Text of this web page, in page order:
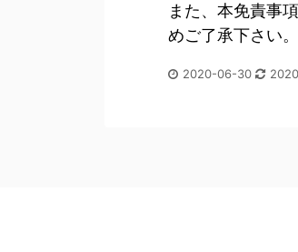
また、本免責事
めご了承下さい。
2020-06-30